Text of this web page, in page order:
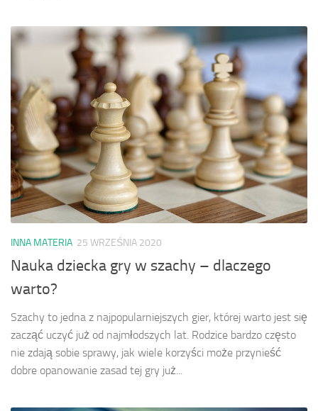
INNA MATERIA 25 WRZEŚNIA 2020
Nauka dziecka gry w szachy – dlaczego
warto?
Szachy to jedna z najpopularniejszych gier, której warto jest się
zacząć uczyć już od najmłodszych lat. Rodzice bardzo często
nie zdają sobie sprawy, jak wiele korzyści może przynieść
dobre opanowanie zasad tej gry już...